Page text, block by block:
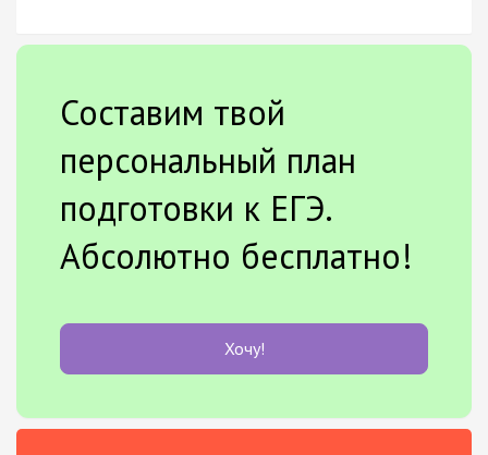
Составим твой
персональный план
подготовки к ЕГЭ.
Абсолютно бесплатно!
Хочу!